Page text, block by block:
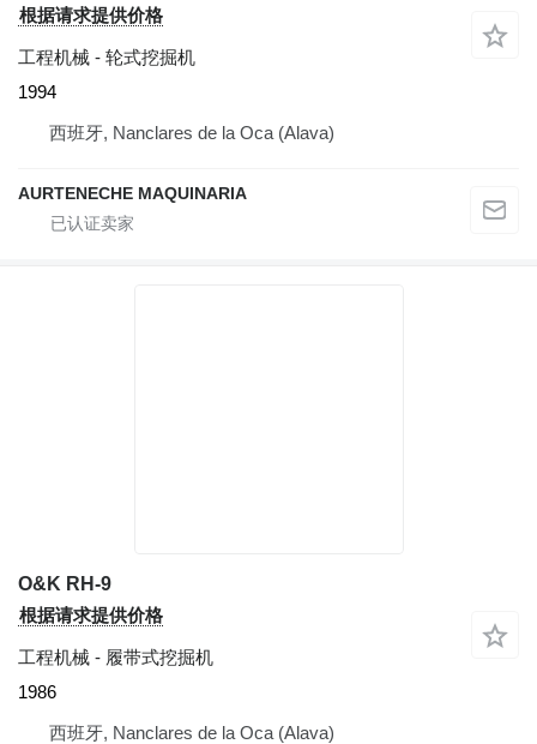
根据请求提供价格
工程机械 - 轮式挖掘机
1994
西班牙, Nanclares de la Oca (Alava)
AURTENECHE MAQUINARIA
O&K RH-9
根据请求提供价格
工程机械 - 履带式挖掘机
1986
西班牙, Nanclares de la Oca (Alava)